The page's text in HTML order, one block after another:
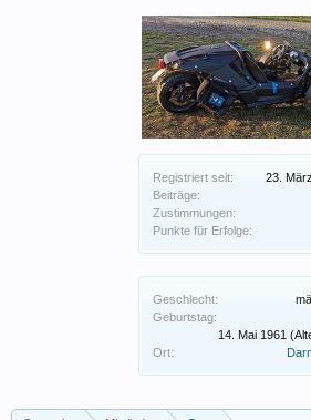
Registriert seit:
23.
Beiträge:
Zustimmungen:
Punkte für Erfolge:
Geschlecht:
Geburtstag:
14. Mai 1961
Ort: